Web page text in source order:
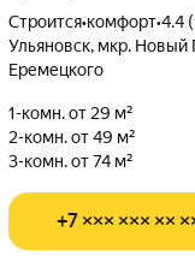
Строится•комфорт•4.4
Ульяновск, мкр. Новый
Еремецкого
1-комн. от 29 м²
2-комн. от 49 м²
3-комн. от 74 м²
+7 ××× ××× ××